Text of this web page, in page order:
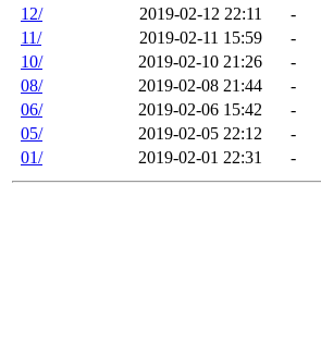
12/
2019-02-12 22:11
-
11/
2019-02-11 15:59
-
10/
2019-02-10 21:26
-
08/
2019-02-08 21:44
-
06/
2019-02-06 15:42
-
05/
2019-02-05 22:12
-
01/
2019-02-01 22:31 -